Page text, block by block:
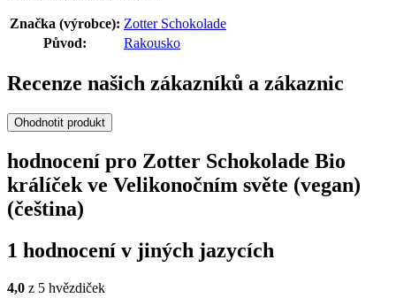
Značka (výrobce): Zotter Schokolade
Původ:
Rakousko
Recenze našich zákazníků a zákaznic
Ohodnotit produkt
hodnocení pro Zotter Schokolade Bio
králíček ve Velikonočním světe (vegan)
(čeština)
1 hodnocení v jiných jazycích
4,0 z 5 hvězdiček